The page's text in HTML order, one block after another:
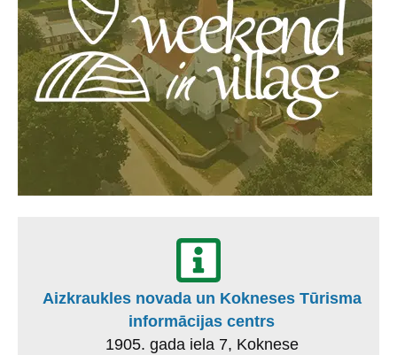
Aizkraukles novada un Kokneses Tūrisma
informācijas centrs
1905. gada iela 7, Koknese